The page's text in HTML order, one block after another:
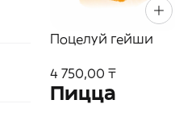
Поцелуй гейши
4 750,00 ₸
Пицца